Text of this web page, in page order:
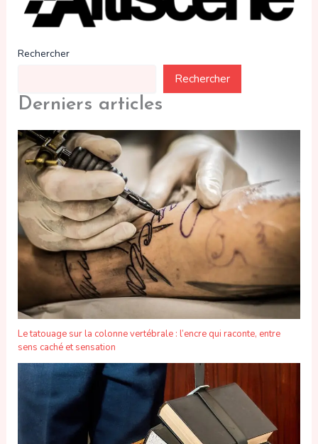
Rechercher
Rechercher
Derniers articles
Le tatouage sur la colonne vertébrale : l’encre qui raconte, entre
sens caché et sensation